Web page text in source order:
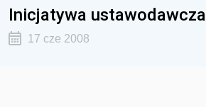
Inicjatywa ustawodawcza
17 cze 2008